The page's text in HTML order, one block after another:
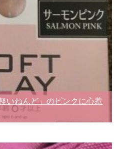
いねんど」のピンクに心惹